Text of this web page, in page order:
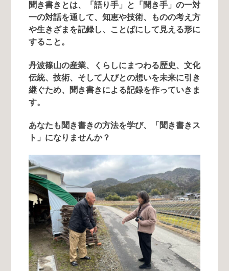
聞き書きとは、「語り手」と「聞き手」の一対
一の対話を通して、知恵や技術、ものの考え方
や生きざまを記録し、ことばにして見える形に
すること。
丹波篠山の産業、くらしにまつわる歴史、文化
伝統、技術、そして人びとの想いを未来に引き
継ぐため、聞き書きによる記録を作っていきま
す。
あなたも聞き書きの方法を学び、「聞き書きス
ト」になりませんか？